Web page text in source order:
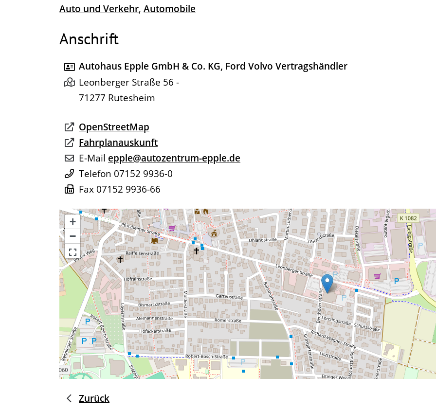
Auto und Verkehr, Automobile
Anschrift
Autohaus Epple GmbH & Co. KG, Ford Volvo Vertragshändler
Leonberger Straße 56 -
71277 Rutesheim
OpenStreetMap
Fahrplanauskunft
E-Mail epple@autozentrum-epple.de
Telefon 07152 9936-0
Fax 07152 9936-66
+
−
Zurück